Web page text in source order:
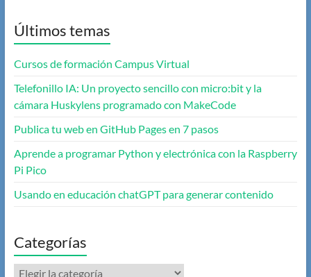
Últimos temas
Cursos de formación Campus Virtual
Telefonillo IA: Un proyecto sencillo con micro:bit y la
cámara Huskylens programado con MakeCode
Publica tu web en GitHub Pages en 7 pasos
Aprende a programar Python y electrónica con la Raspberry
Pi Pico
Usando en educación chatGPT para generar contenido
Categorías
Categorías